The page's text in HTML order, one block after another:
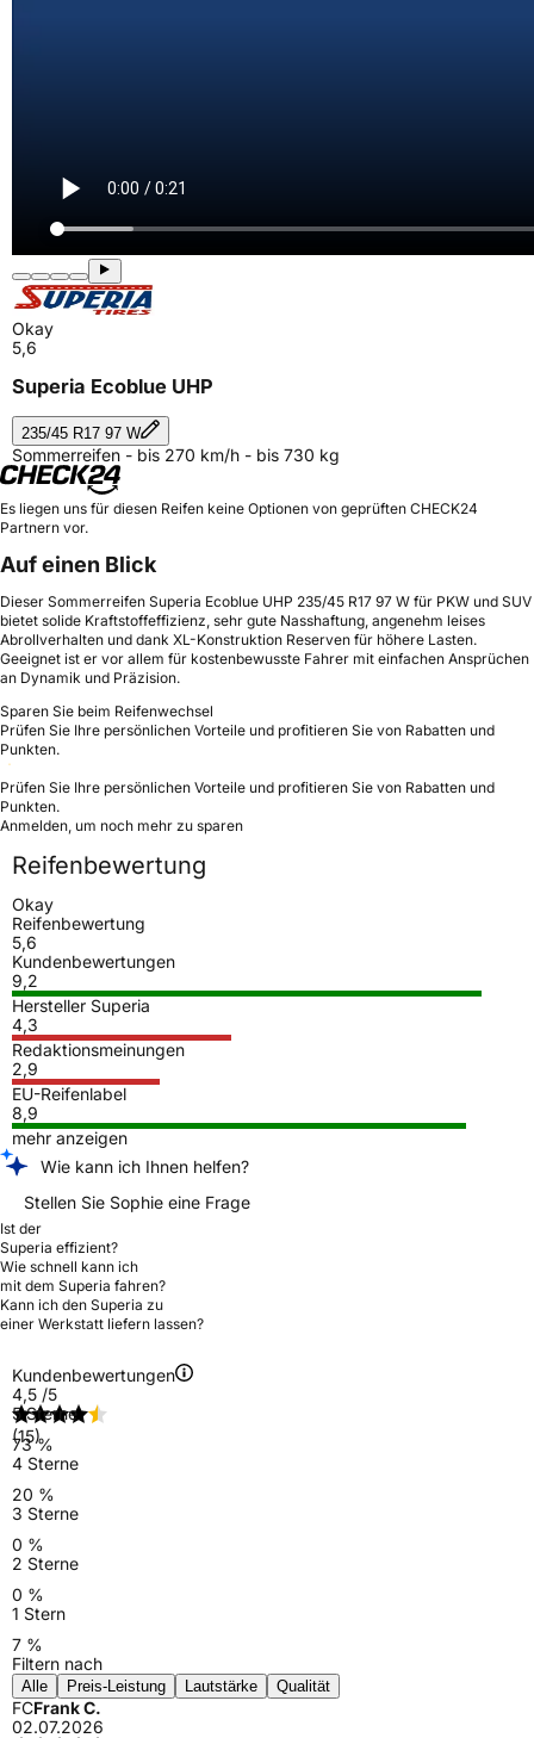
Okay
5,6
Superia Ecoblue UHP
235/45 R17 97 W
Sommerreifen - bis 270 km/h - bis 730 kg
Es liegen uns für diesen Reifen keine Optionen von geprüften CHECK24
Partnern vor.
Auf einen Blick
Dieser Sommerreifen Superia Ecoblue UHP 235/45 R17 97 W für PKW und SUV
bietet solide Kraftstoffeffizienz, sehr gute Nasshaftung, angenehm leises
Abrollverhalten und dank XL-Konstruktion Reserven für höhere Lasten.
Geeignet ist er vor allem für kostenbewusste Fahrer mit einfachen Ansprüchen
an Dynamik und Präzision.
Sparen Sie beim Reifenwechsel
Prüfen Sie Ihre persönlichen Vorteile und profitieren Sie von Rabatten und
Punkten.
Prüfen Sie Ihre persönlichen Vorteile und profitieren Sie von Rabatten und
Punkten.
Anmelden, um noch mehr zu sparen
Reifenbewertung
Okay
Reifenbewertung
5,6
Kundenbewertungen
9,2
Hersteller Superia
4,3
Redaktionsmeinungen
2,9
EU-Reifenlabel
8,9
mehr anzeigen
Wie kann ich Ihnen helfen?
Stellen Sie Sophie eine Frage
Ist der
Superia effizient?
Wie schnell kann ich
mit dem Superia fahren?
Kann ich den Superia zu
einer Werkstatt liefern lassen?
Kundenbewertungen
4,5 /5
(15)
5 Sterne
73 %
4 Sterne
20 %
3 Sterne
0 %
2 Sterne
0 %
1 Stern
7 %
Filtern nach
Alle Preis-Leistung Lautstärke Qualität
FCFrank C.
02.07.2026